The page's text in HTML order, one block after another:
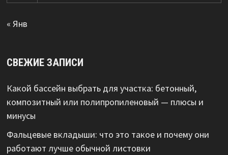
« Янв
СВЕЖИЕ ЗАПИСИ
Какой бассейн выбрать для участка: бетонный,
композитный или полипропиленовый — плюсы и
минусы
Фальцевые вкладыши: что это такое и почему они
работают лучше обычной листовки